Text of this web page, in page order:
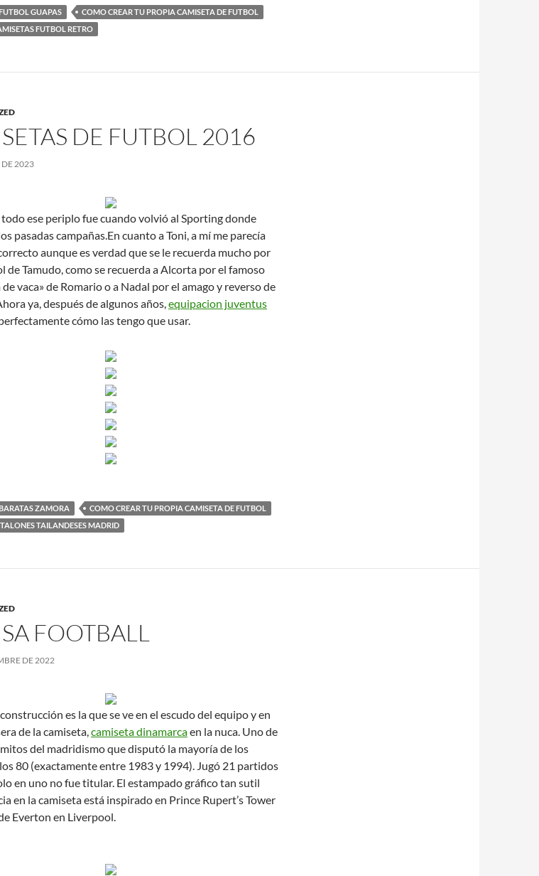
GUAPAS
COMO CREAR TU PROPIA CAMISETA DE FUTBOL
FUTBOL RETRO
DE FUTBOL 2016
DE 2023
todo ese periplo fue cuando volvió al Sporting donde
pasadas campañas.En cuanto a Toni, a mí me parecía
aunque es verdad que se le recuerda mucho por
de Tamudo, como se recuerda a Alcorta por el famoso
de vaca» de Romario o a Nadal por el amago y reverso de
ya, después de algunos años,equipacion juventus
cómo las tengo que usar.
ZAMORA
COMO CREAR TU PROPIA CAMISETA DE FUTBOL
TAILANDESES MADRID
FOOTBALL
DE 2022
es la que se ve en el escudo del equipo y en
de la camiseta,camiseta dinamarcaen la nuca. Uno de
del madridismo que disputó la mayoría de los
80 (exactamente entre 1983 y 1994). Jugó 21 partidos
en uno no fue titular. El estampado gráfico tan sutil
en la camiseta está inspirado en Prince Rupert’s Tower
Everton en Liverpool.